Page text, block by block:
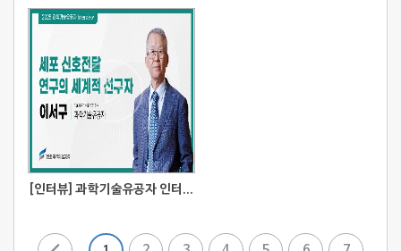
[인터뷰] 과학기술유공자 인터뷰_이서구 이화여자대학교 석좌교